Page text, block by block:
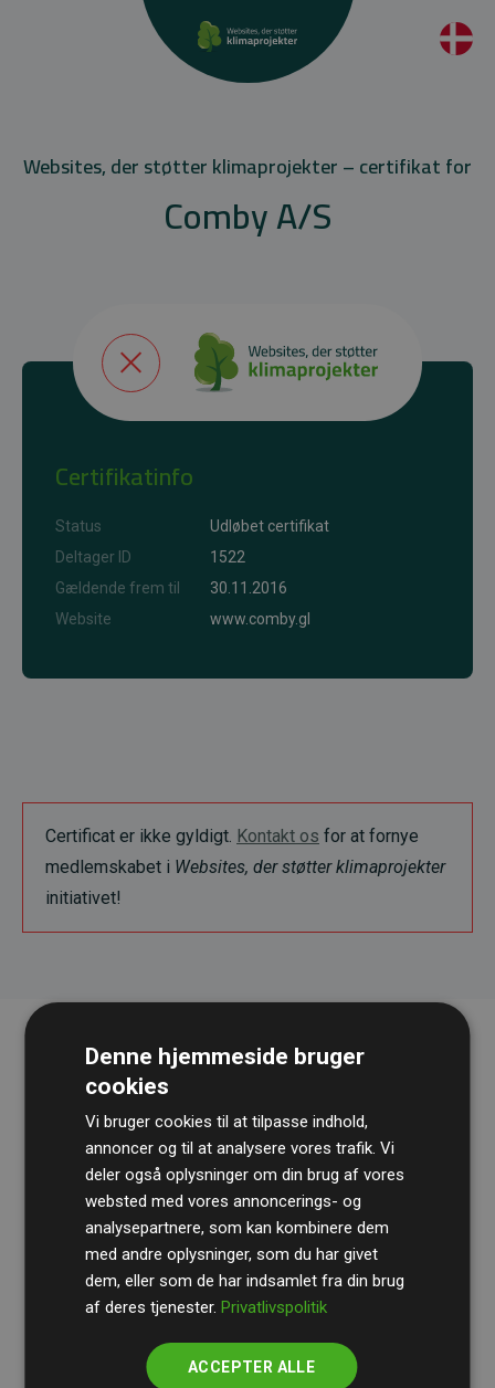
Websites, der støtter klimaprojekter – certifikat for
Comby A/S
Certifikatinfo
Status
Udløbet certifikat
Deltager ID
1522
Gældende frem til
30.11.2016
Website
www.comby.gl
Certificat er ikke gyldigt. Kontakt os for at fornye
medlemskabet i Websites, der støtter klimaprojekter
initiativet!
RevisionshusetBDOgennemgår løbende vores
beregninger og metode for at sikre gennemsigtighed
og pålidelighed.
Deres revision dokumenterer, at vores investeringer i
medlemmernes websites estimerede CO₂-
Denne hjemmeside bruger
cookies
Vi bruger cookies til at tilpasse indhold,
annoncer og til at analysere vores trafik. Vi
deler også oplysninger om din brug af vores
websted med vores annoncerings- og
analysepartnere, som kan kombinere dem
med andre oplysninger, som du har givet
dem, eller som de har indsamlet fra din brug
af deres tjenester.Privatlivspolitik
ACCEPTER ALLE